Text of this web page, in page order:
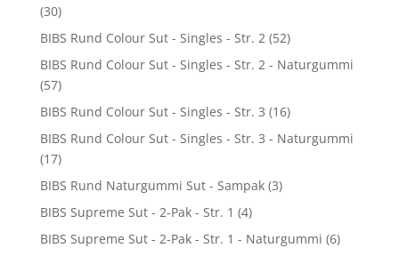
(30)
BIBS Rund Colour Sut - Singles - Str. 2 (52)
BIBS Rund Colour Sut - Singles - Str. 2 - Naturgummi
(57)
BIBS Rund Colour Sut - Singles - Str. 3 (16)
BIBS Rund Colour Sut - Singles - Str. 3 - Naturgummi
(17)
BIBS Rund Naturgummi Sut - Sampak (3)
BIBS Supreme Sut - 2-Pak - Str. 1 (4)
BIBS Supreme Sut - 2-Pak - Str. 1 - Naturgummi (6)